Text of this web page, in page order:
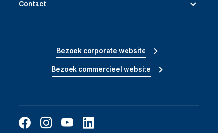
Contact
Bezoek corporate website
Bezoek commercieel website